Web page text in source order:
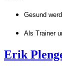
Gesund
Als Trainer
Erik